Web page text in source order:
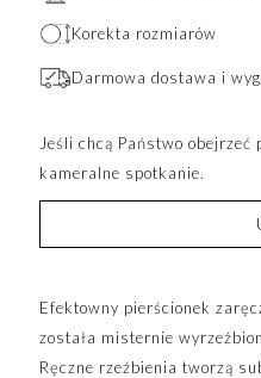
Korekta rozmiarów
Darmowa dostawa i
Jeśli chcą Państwo
kameralne spotkanie.
Efektowny pierścionek
została misternie
Ręczne rzeźbienia tworzą